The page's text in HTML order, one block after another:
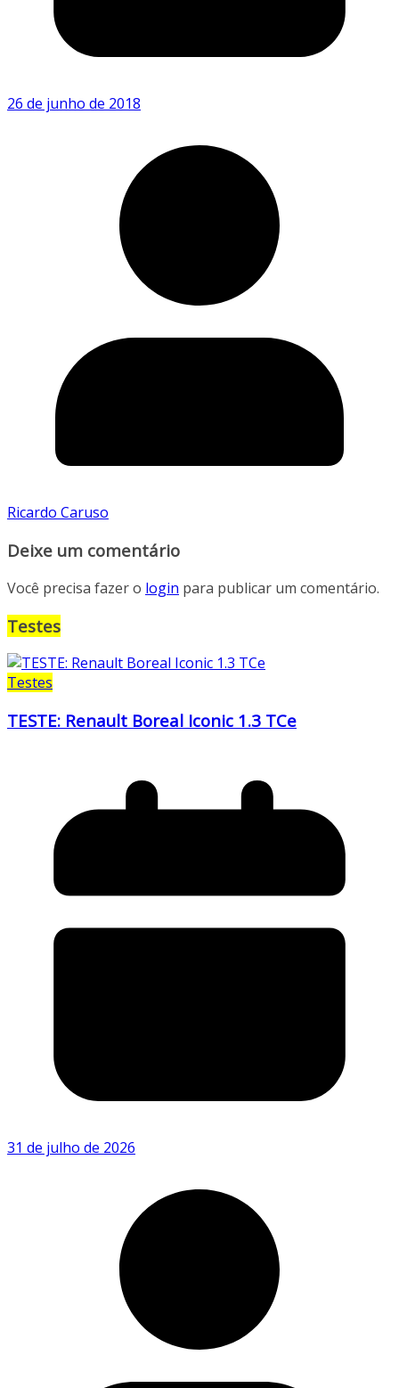
26 de junho de 2018
Ricardo Caruso
Deixe um comentário
Você precisa fazer o login para publicar um comentário.
Testes
Testes
TESTE: Renault Boreal Iconic 1.3 TCe
31 de julho de 2026